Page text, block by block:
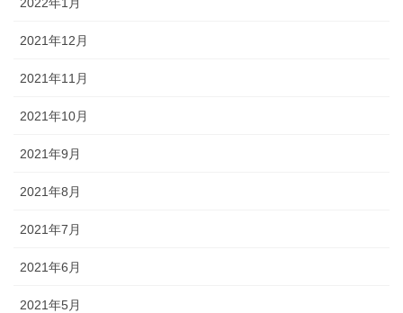
2021年12月
2021年11月
2021年10月
2021年9月
2021年8月
2021年7月
2021年6月
2021年5月